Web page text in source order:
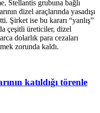
Stellantis grubuna bağlı
dizel araçlarında yasadışı
Şirket ise bu kararı “yanlış”
çeşitli üreticiler, dizel
dolarlık para cezaları
zorunda kaldı.
katıldığı törenle